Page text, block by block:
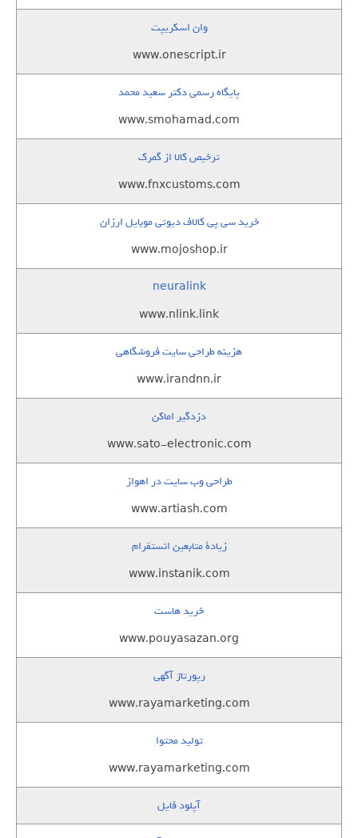
وان اسکریپت
www.onescript.ir
پایگاه رسمی دکتر سعید محمد
www.smohamad.com
ترخیص کالا از گمرک
www.fnxcustoms.com
خرید سی پی کالاف دیوتی موبایل ارزان
www.mojoshop.ir
neuralink
www.nlink.link
هزینه طراحی سایت فروشگاهی
www.irandnn.ir
دزدگیر اماکن
www.sato-electronic.com
طراحی وب سایت در اهواز
www.artiash.com
زيادة متابعين انستقرام
www.instanik.com
خرید هاست
www.pouyasazan.org
رپورتاژ آگهی
www.rayamarketing.com
تولید محتوا
www.rayamarketing.com
آپلود فایل